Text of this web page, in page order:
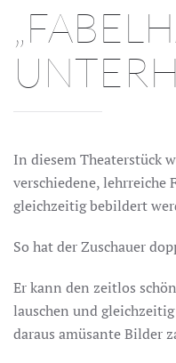
In diesem Theaterstück
verschiedene, lehrreiche
gleichzeitig bebildert
So hat der Zuschauer
Er kann den zeitlos
lauschen und
daraus amüsante Bilder